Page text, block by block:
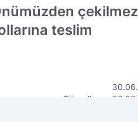
teslim
Güncelleme: